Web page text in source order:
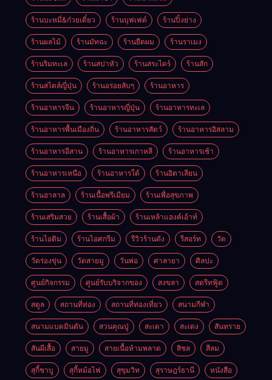
ร้านบะหมี่&ก๋วยเตี๋ยว ร้านบุฟเฟต์ ร้านปิ้งย่าง
ร้านผลไม้ ร้านมัทฉะ ร้านยืดผม ร้านราเมง
ร้านริมทะเล ร้านสปาหัว ร้านสระไดร์ ร้านสัก
ร้านสไตล์ญี่ปุ่น ร้านอร่อยลับๆ ร้านอาหาร
ร้านอาหารจีน ร้านอาหารญี่ปุ่น ร้านอาหารทะเล
ร้านอาหารพื้นเมืองถิ่น ร้านอาหารสัตว์ ร้านอาหารอิสลาม
ร้านอาหารอีสาน ร้านอาหารเกาหลี ร้านอาหารเช้า
ร้านอาหารเหนือ ร้านอาหารใต้ ร้านอิตาเลียน
ร้านฮาลาล ร้านเนื้อพรีเมียม ร้านเพื่อสุขภาพ
ร้านเสริมสวย ร้านเสื้อผ้า ร้านเหล้าแฮงค์เอ้าท์
ร้านไอติม ร้านไอศกรีม รีวิวร้านดัง รีสอร์ท วัด
วัดร่องขุ่น วัดสายมู วันพ่อ ศาลายา ศิลปะ
ศูนย์กิจกรรม ศูนย์รับบริจากของ สงขลา สตรีทฟู้ด
สตูล สถานที่ท่อง สถานที่ท่องเที่ยว สนามกีฬา
สนามแบดมินตัน สวนคุณปู่ สะเดา สะเตง สันทราย
สันผีเสื้อ สายมู สายเนื้อห้ามพลาด สิชล สีลม
สุกี้ชาบู สุกี้หม้อไฟ สุขุมวิท สุราษฎร์ธานี หนังสือ